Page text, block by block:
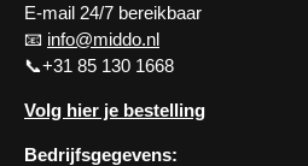
E-mail 24/7 bereikbaar
📧 info@middo.nl
📞+31 85 130 1668
Volg hier je bestelling
Bedrijfsgegevens: